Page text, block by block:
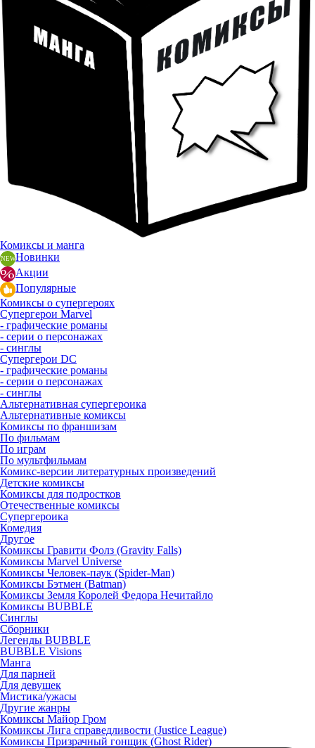
Комиксы и манга
Новинки
Акции
Популярные
Комиксы о супергероях
Супергерои Marvel
- графические романы
- серии о персонажах
- синглы
Супергерои DC
- графические романы
- серии о персонажах
- синглы
Альтернативная супергероика
Альтернативные комиксы
Комиксы по франшизам
По фильмам
По играм
По мультфильмам
Комикс-версии литературных произведений
Детские комиксы
Комиксы для подростков
Отечественные комиксы
Супергероика
Комедия
Другое
Комиксы Гравити Фолз (Gravity Falls)
Комиксы Marvel Universe
Комиксы Человек-паук (Spider-Man)
Комиксы Бэтмен (Batman)
Комиксы Земля Королей Федора Нечитайло
Комиксы BUBBLE
Синглы
Сборники
Легенды BUBBLE
BUBBLE Visions
Манга
Для парней
Для девушек
Мистика/ужасы
Другие жанры
Комиксы Майор Гром
Комиксы Лига справедливости (Justice League)
Комиксы Призрачный гонщик (Ghost Rider)